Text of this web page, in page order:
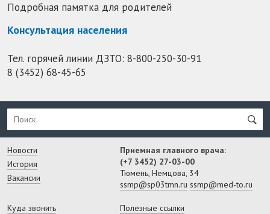
Подробная памятка для родителей
Консультация населения
Тел. горячей линии ДЗТО: 8-800-250-30-91
8 (3452) 68-45-65
Новости
История
Вакансии
Приемная главного врача:
(+7 3452) 27-03-00
Тюмень, Немцова, 34
ssmp@sp03tmn.ru ssmp@med-to.ru
Куда звонить Полезные ссылки